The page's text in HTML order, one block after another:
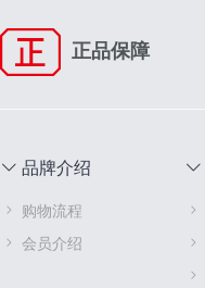
正品保障
品牌介绍
购物流程
会员介绍